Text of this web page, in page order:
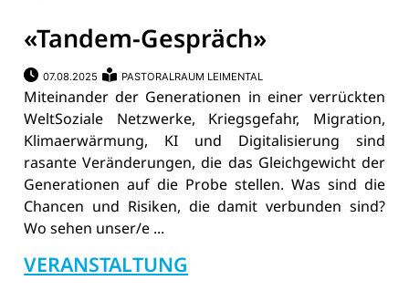
«Tandem-Gespräch»
07.08.2025 PASTORALRAUM LEIMENTAL
Miteinander der Generationen in einer verrückten
WeltSoziale Netzwerke, Kriegsgefahr, Migration,
Klimaerwärmung, KI und Digitalisierung sind
rasante Veränderungen, die das Gleichgewicht der
Generationen auf die Probe stellen. Was sind die
Chancen und Risiken, die damit verbunden sind?
Wo sehen unser/e ...
VERANSTALTUNG